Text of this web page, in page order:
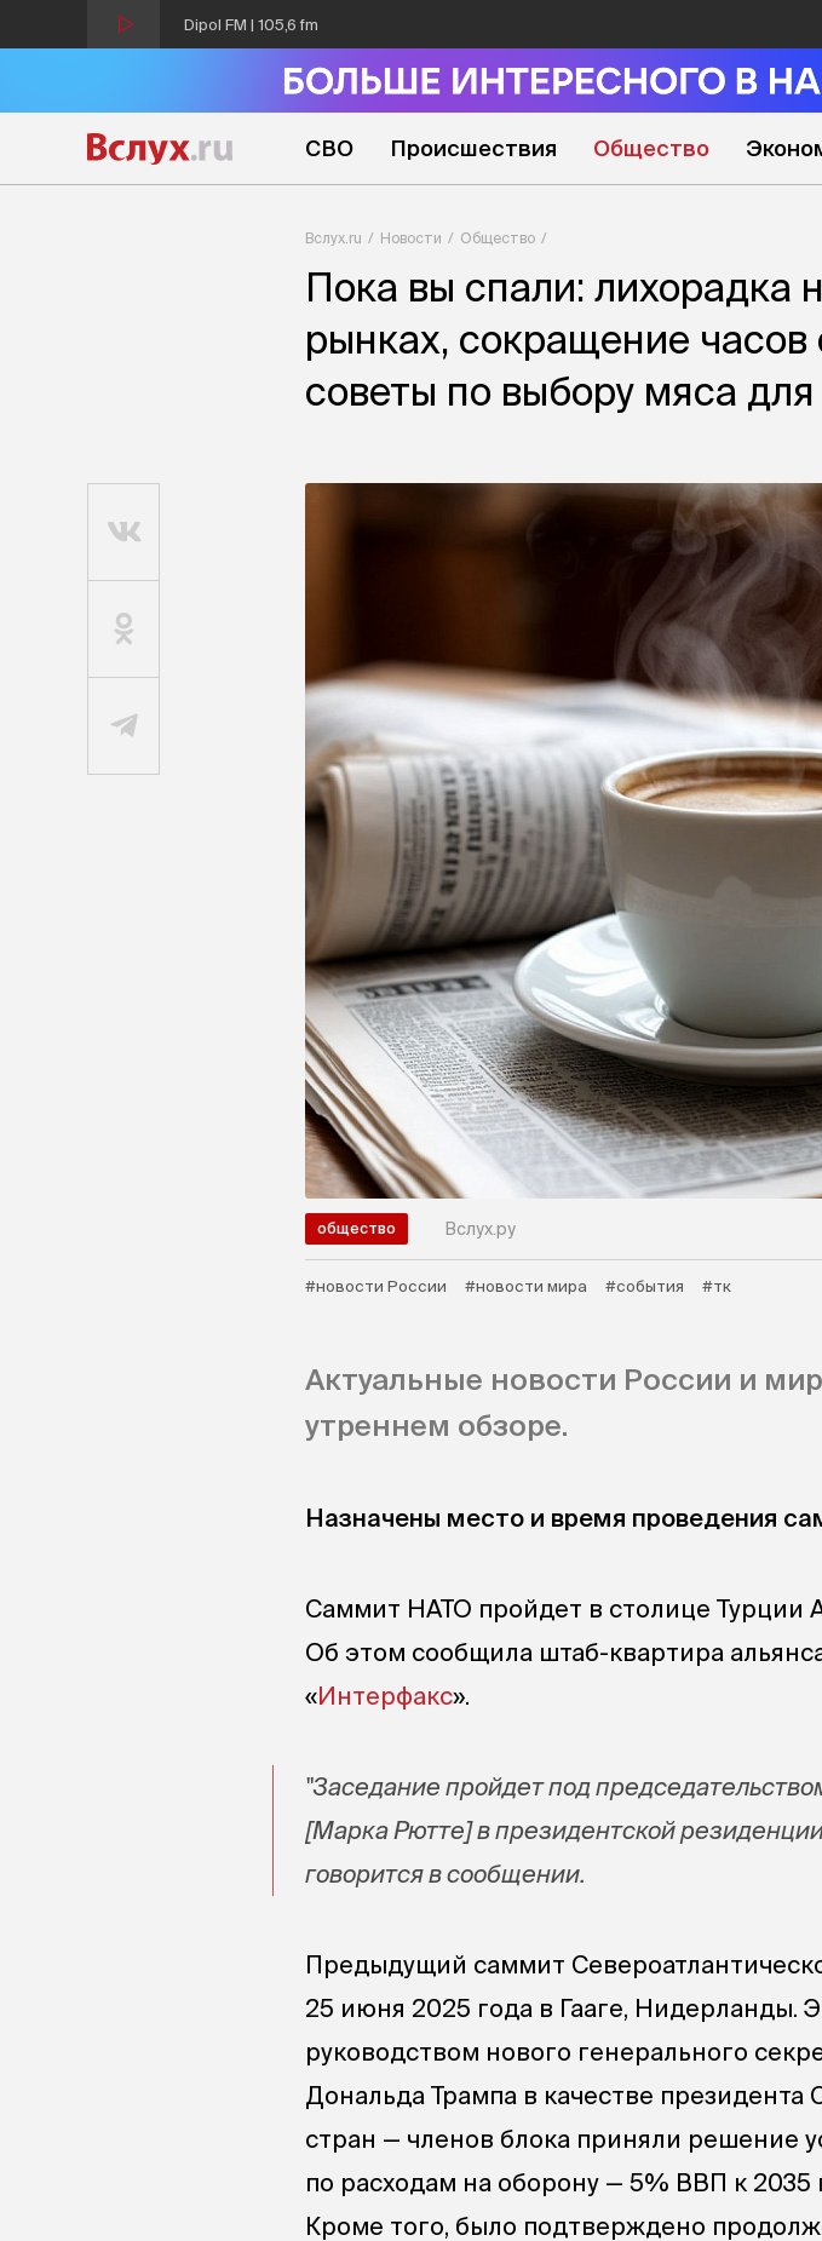
Dipol FM | 105,6 fm
СВО Происшествия Общество
Вслух.ru Новости Общество
Пока вы спали: лихорадка
рынках, сокращение
советы по выбору мяса
общество Вслух.ру
#новости России #новости мира #события #тк
Актуальные новости России и
утреннем обзоре.
Назначены место и время проведения
Саммит НАТО пройдет в столице Турции
Об этом сообщила штаб-квартира
«Интерфакс».
"Заседание пройдет под
[Марка Рютте] в президентской
говорится в сообщении.
Предыдущий саммит
25 июня 2025 года в Гааге, Нидерланды.
руководством нового генерального
Дональда Трампа в качестве
стран — членов блока приняли решение
по расходам на оборону — 5% ВВП к 2035
Кроме того, было подтверждено